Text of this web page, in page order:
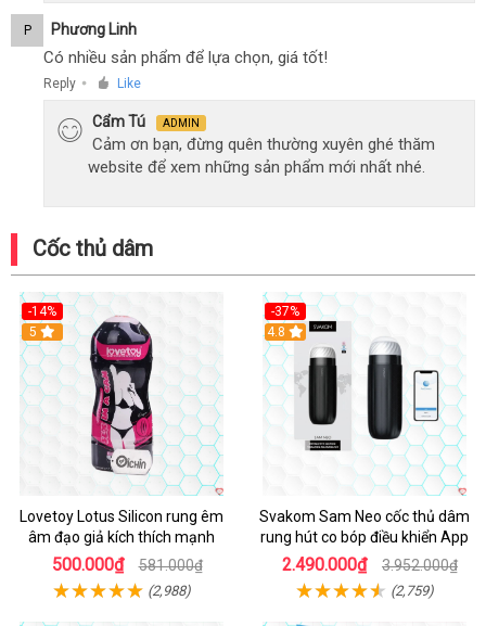
P Phương Linh
Có nhiều sản phẩm để lựa chọn, giá tốt!
Reply ● Like
Cẩm Tú ADMIN
Cảm ơn bạn, đừng quên thường xuyên ghé thăm
website để xem những sản phẩm mới nhất nhé.
Cốc thủ dâm
-14%
Hot
5
Lovetoy Lotus Silicon rung êm
âm đạo giả kích thích mạnh
500.000₫ 581.000₫
(2,988)
-37%
4.8
Svakom Sam Neo cốc thủ dâm
rung hút co bóp điều khiển App
2.490.000₫ 3.952.000₫
(2,759)